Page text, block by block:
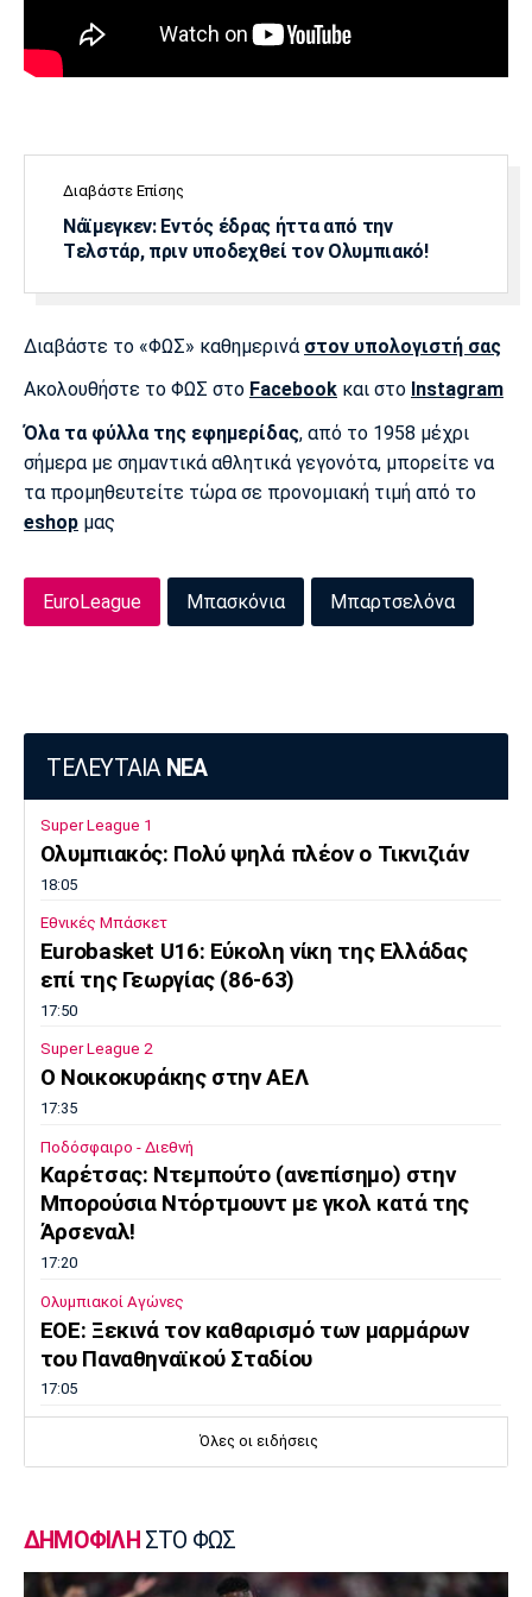
Διαβάστε Επίσης
Νάϊμεγκεν: Εντός έδρας ήττα από την
Tελστάρ, πριν υποδεχθεί τον Ολυμπιακό!
Διαβάστε το «ΦΩΣ» καθημερινά στον υπολογιστή σας
Ακολουθήστε το ΦΩΣ στο Facebook και στο Instagram
Όλα τα φύλλα της εφημερίδας, από το 1958 μέχρι
σήμερα με σημαντικά αθλητικά γεγονότα, μπορείτε να
τα προμηθευτείτε τώρα σε προνομιακή τιμή από το
eshop μας
EuroLeague Μπασκόνια Μπαρτσελόνα
ΤΕΛΕΥΤΑΙΑ ΝΕΑ
Super League 1
Ολυμπιακός: Πολύ ψηλά πλέον ο Τικνιζιάν
18:05
Εθνικές Μπάσκετ
Eurobasket U16: Εύκολη νίκη της Ελλάδας
επί της Γεωργίας (86-63)
17:50
Super League 2
O Noικοκυράκης στην ΑΕΛ
17:35
Ποδόσφαιρο - Διεθνή
Kαρέτσας: Ντεμπούτο (ανεπίσημο) στην
Μπορούσια Ντόρτμουντ με γκολ κατά της
Άρσεναλ!
17:20
Ολυμπιακοί Αγώνες
EOE: Ξεκινά τον καθαρισμό των μαρμάρων
του Παναθηναϊκού Σταδίου
17:05
Φεύγουν οι αδειούχοι του Αυγούστου
Oλυμπιακός: Αμετακίνητος στα 3 εκατ. ευρώ
για τον Γουόκαπ, από την Ντουμπάι!
Όλες οι ειδήσεις
ΔΗΜΟΦΙΛΗ ΣΤΟ ΦΩΣ